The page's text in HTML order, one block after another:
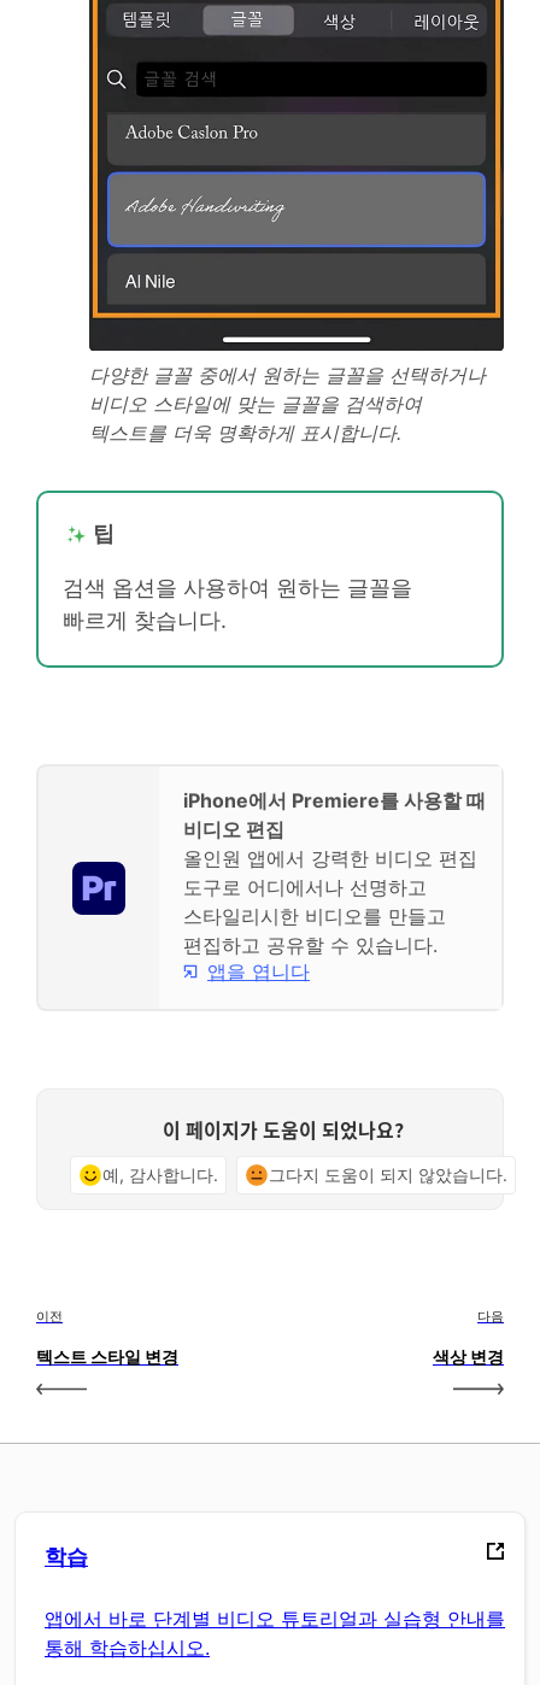
다양한 글꼴 중에서 원하는 글꼴을 선택하거나
비디오 스타일에 맞는 글꼴을 검색하여
텍스트를 더욱 명확하게 표시합니다.
팁
검색 옵션을 사용하여 원하는 글꼴을
빠르게 찾습니다.
iPhone에서 Premiere를 사용할 때
비디오 편집
올인원 앱에서 강력한 비디오 편집
도구로 어디에서나 선명하고
스타일리시한 비디오를 만들고
편집하고 공유할 수 있습니다.
앱을 엽니다
이 페이지가 도움이 되었나요?
예, 감사합니다. 그다지 도움이 되지 않았습니다.
이전
텍스트 스타일 변경
다음
색상 변경
학습
앱에서 바로 단계별 비디오 튜토리얼과 실습형 안내를
통해 학습하십시오.